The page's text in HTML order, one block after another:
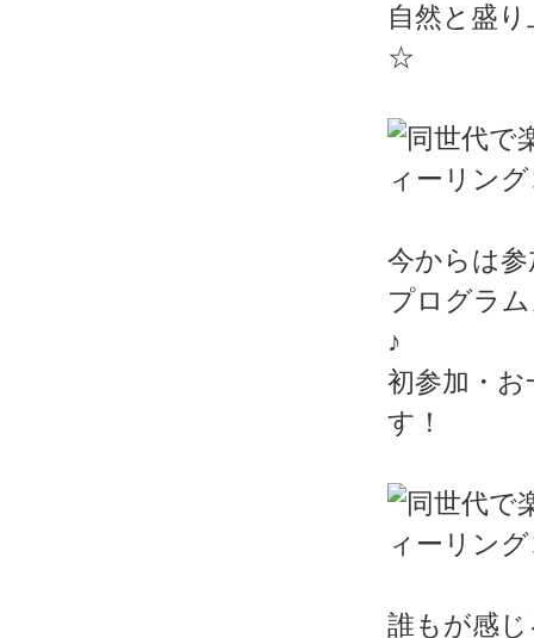
自然と盛
☆
今からは
プログラ
♪
初参加・
す！
誰もが感